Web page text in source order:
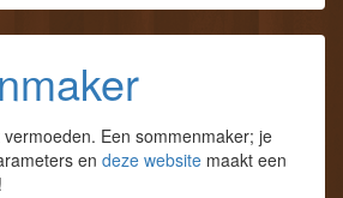
Een sommenmaker; je
en deze website maakt een